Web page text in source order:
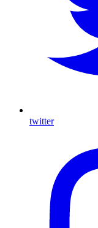
twitter